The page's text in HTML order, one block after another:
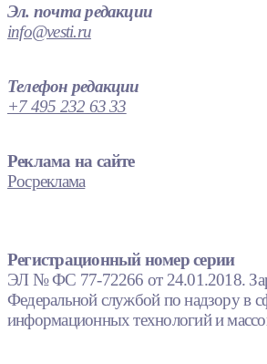
Эл. почта редакции
info@vesti.ru
Телефон редакции
+7 495 232 63 33
Реклама на сайте
Росреклама
Регистрационный номер серии
ЭЛ № ФС 77-72266 от 24.01.2018.
Федеральной службой по надзору в
информационных технологий и